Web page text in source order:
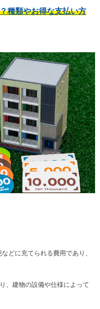
種類やお得な支払い方
どに充てられる費用であり、
、建物の設備や仕様によって